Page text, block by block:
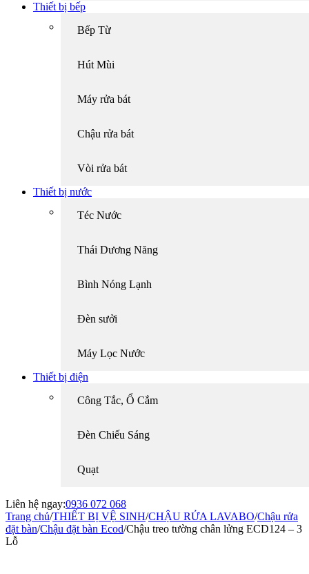
Thiết bị bếp
Bếp Từ
Hút Mùi
Máy rửa bát
Chậu rửa bát
Vòi rửa bát
Thiết bị nước
Téc Nước
Thái Dương Năng
Bình Nóng Lạnh
Đèn sưởi
Máy Lọc Nước
Thiết bị điện
Công Tắc, Ổ Cắm
Đèn Chiếu Sáng
Quạt
Liên hệ ngay:0936 072 068
Trang chủ/THIẾT BỊ VỆ SINH/CHẬU RỬA LAVABO/Chậu rửa
đặt bàn/Chậu đặt bàn Ecod/Chậu treo tường chân lửng ECD124 – 3
Lỗ